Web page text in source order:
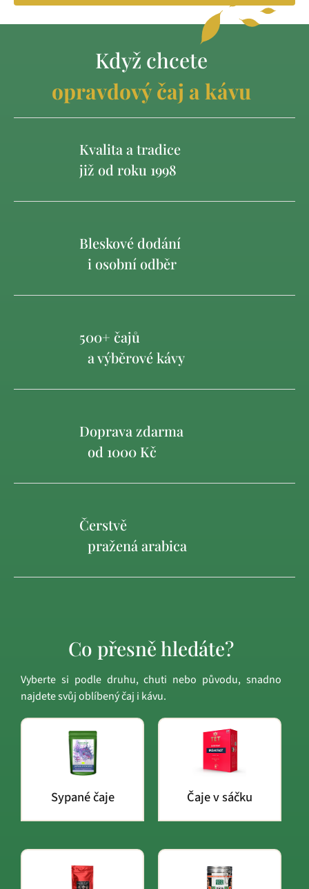
Když chcete
opravdový čaj a kávu
Kvalita a tradice
již od roku 1998
Bleskové dodání
i osobní odběr
500+ čajů
a výběrové kávy
Doprava zdarma
od 1000 Kč
Čerstvě
pražená arabica
Co přesně hledáte?
Vyberte si podle druhu, chuti nebo původu, snadno
najdete svůj oblíbený čaj i kávu.
Sypané čaje Čaje v sáčku